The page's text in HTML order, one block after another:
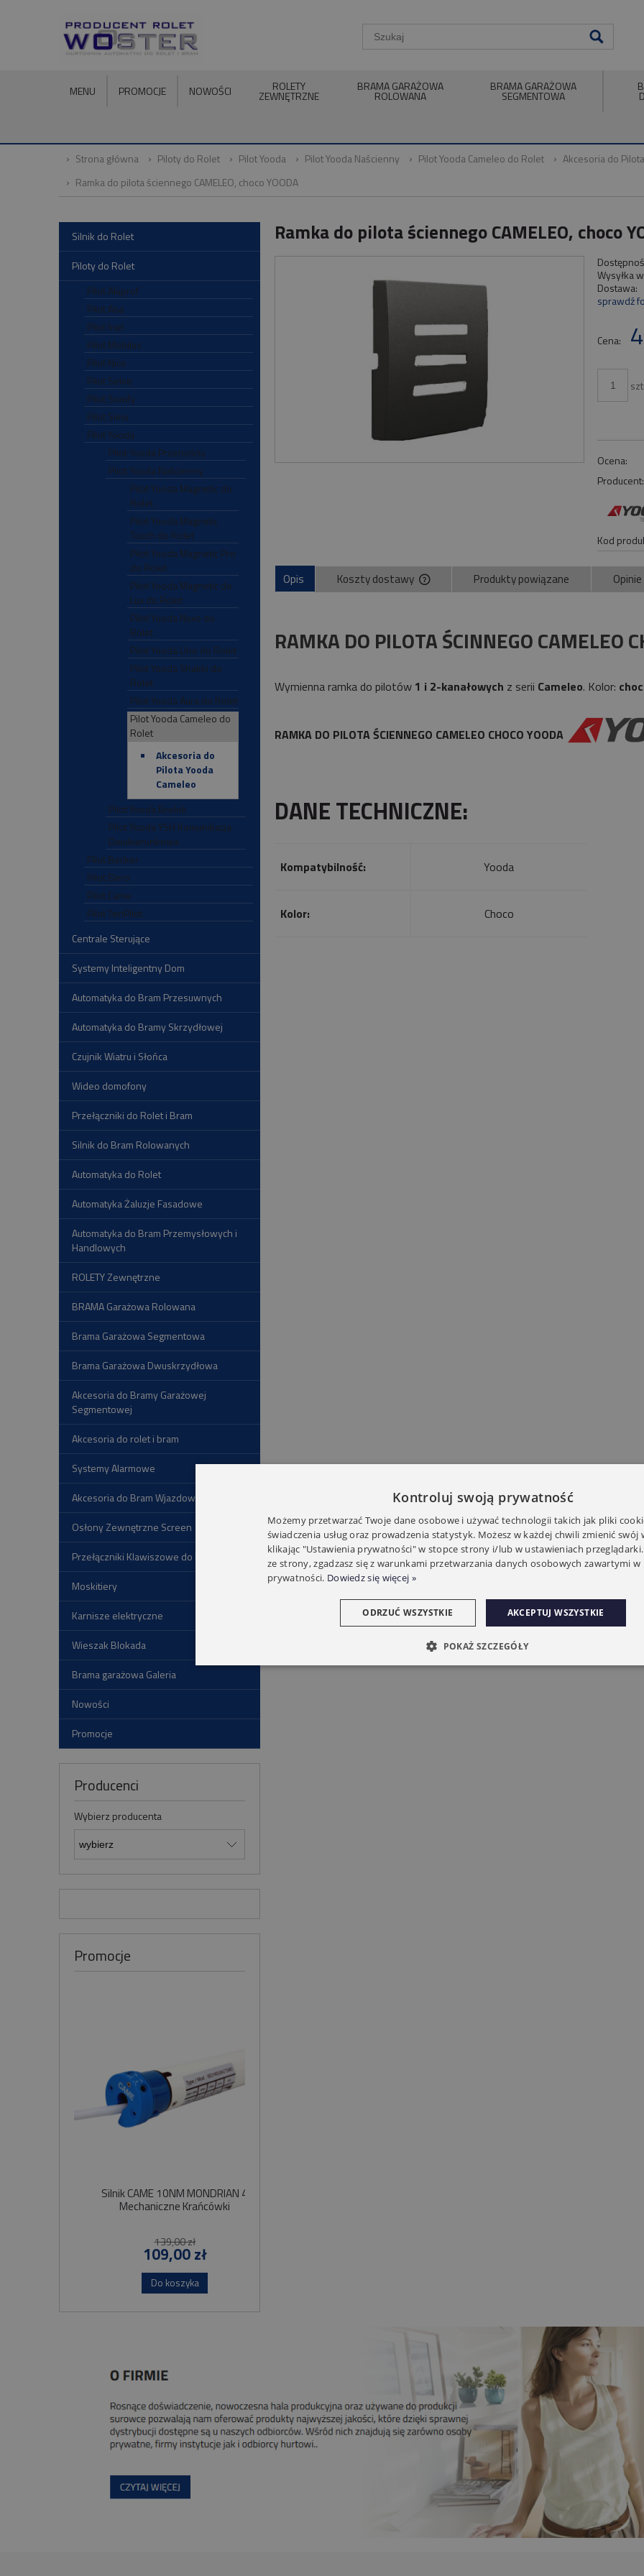
MENU PROMOCJE NOWOŚCI ROLETY
ZEWNĘTRZNE
BRAMA GARAŻOWA
ROLOWANA
BRAMA GARAŻOWA
SEGMENTOWA
Strona główna Piloty do Rolet Pilot Yooda Pilot Yooda Naścienny Pilot Yooda Cameleo do Rolet
Akcesoria do
Ramka do pilota ściennego CAMELEO, choco YOODA
Silnik do Rolet
Piloty do Rolet
Pilot Aluprof
Pilot Asa
Pilot Inel
Pilot Mobilus
Pilot Nice
Pilot Selve
Pilot Somfy
Pilot Simu
Pilot Yooda
Pilot Yooda Przenośny
Pilot Yooda Naścienny
Pilot Yooda Magnetic do
Rolet
Pilot Yooda Magnetic
Touch do Rolet
Pilot Yooda Magnetic Pro
do Rolet
Pilot Yooda Magnetic de
Lux do Rolet
Pilot Yooda Nuxo do
Rolet
Pilot Yooda Uno do Rolet
Pilot Yooda Shakki do
Rolet
Pilot Yooda Aura do Rolet
Pilot Yooda Cameleo do
Rolet
Akcesoria do
Pilota Yooda
Cameleo
Pilot Yooda Brelok
Pilot Yooda YSH Komunikacja
Dwukierunkowa
Pilot Becker
Pilot Elero
Pilot Came
Pilot TenPilot
Centrale Sterujące
Systemy Inteligentny Dom
Automatyka do Bram Przesuwnych
Automatyka do Bramy Skrzydłowej
Czujnik Wiatru i Słońca
Wideo domofony
Przełączniki do Rolet i Bram
Silnik do Bram Rolowanych
Automatyka do Rolet
Automatyka Żaluzje Fasadowe
Automatyka do Bram Przemysłowych i
Handlowych
ROLETY Zewnętrzne
BRAMA Garażowa Rolowana
Brama Garażowa Segmentowa
Brama Garażowa Dwuskrzydłowa
Akcesoria do Bramy Garażowej
Segmentowej
Akcesoria do rolet i bram
Systemy Alarmowe
Akcesoria do Bram Wjazdowych
Osłony Zewnętrzne Screen
Przełączniki Klawiszowe do Rolet
Moskitiery
Karnisze elektryczne
Wieszak Blokada
Brama garażowa Galeria
Nowości
Promocje
Producenci
Wybierz producenta
Promocje
Silnik CAME 10NM MONDRIAN 4
Mechaniczne Krańcówki
139,00 zł
109,00 zł
Do koszyka
Ramka do pilota ściennego CAMELEO, choco
Wysyłka
Dostawa:
sprawdź
Cena:
Ocena:
Producent:
Kod
Opis Koszty dostawy
płatności
Produkty powiązane
RAMKA DO PILOTA ŚCINNEGO CAMELEO
Wymienna ramka do pilotów 1 i 2-kanałowych z serii Cameleo. Kolor:
RAMKA DO PILOTA ŚCIENNEGO CAMELEO CHOCO YOODA
DANE TECHNICZNE:
Kompatybilność: Yooda
Kolor: Choco
Kontroluj swoją prywatność
Możemy przetwarzać Twoje dane osobowe i używać technologii takich jak pliki
świadczenia usług oraz prowadzenia statystyk. Możesz w każdej chwili zmienić swój
klikając "Ustawienia prywatności" w stopce strony i/lub w ustawieniach
ze strony, zgadzasz się z warunkami przetwarzania danych osobowych zawartymi
prywatności. Dowiedz się więcej »
AKCEPTUJ WSZYSTKIE
ODRZUĆ WSZYSTKIE
POKAŻ SZCZEGÓŁY